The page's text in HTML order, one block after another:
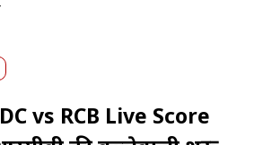
vs RCB Live Score